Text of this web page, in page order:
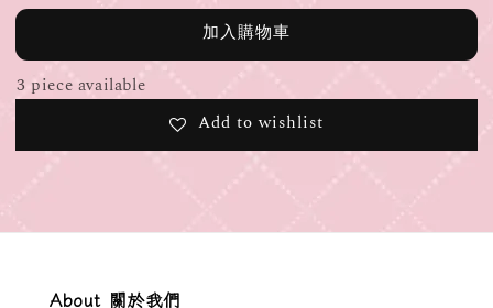
加入購物車
3 piece available
Add to wishlist
About 關於我們